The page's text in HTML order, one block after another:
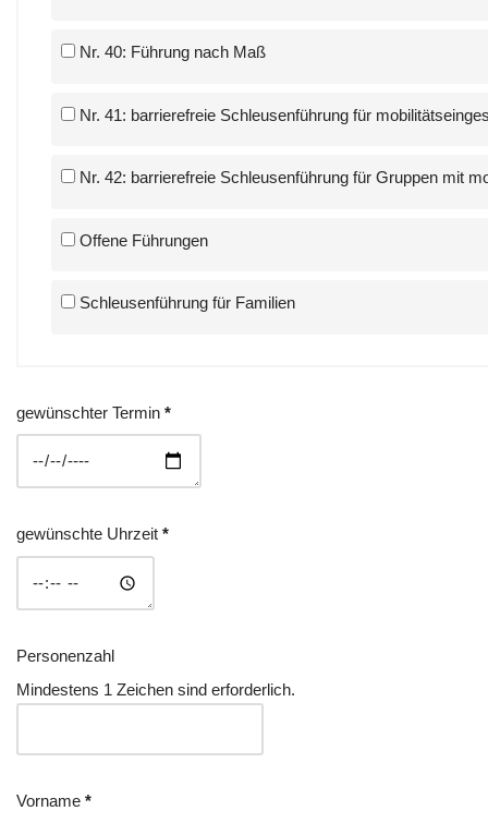
Nr. 40: Führung nach Maß
Nr. 41: barrierefreie Schleusenführung für
Nr. 42: barrierefreie Schleusenführung für Gruppen mit
Offene Führungen
Schleusenführung für Familien
gewünschter Termin *
gewünschte Uhrzeit *
Personenzahl
Mindestens 1 Zeichen sind erforderlich.
Vorname *